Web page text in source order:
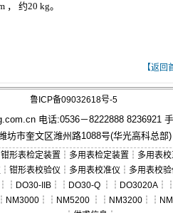
， 约20 kg。
【返回
鲁ICP备09032618号-5
电话:0536－8222888 8236921
坊市奎文区潍州路1088号(华光高科总
钳形表检定装置 ┆ 多用表检定装置 ┆ 多用表
┆ 钳形表校验仪 ┆ 多用表校准仪 ┆ 多用表校验
┆┆ DO30-IIB ┆┆ DO30-Q ┆┆ DO3020A ┆┆
NM3000┆┆ NM5200┆┆ NM3200┆┆